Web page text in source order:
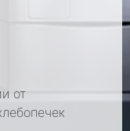
от